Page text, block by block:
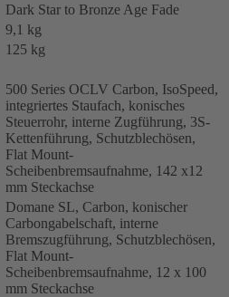
Dark Star to Bronze Age Fade
9,1 kg
125 kg
500 Series OCLV Carbon, IsoSpeed,
integriertes Staufach, konisches
Steuerrohr, interne Zugführung, 3S-
Kettenführung, Schutzblechösen,
Flat Mount-
Scheibenbremsaufnahme, 142 x12
mm Steckachse
Domane SL, Carbon, konischer
Carbongabelschaft, interne
Bremszugführung, Schutzblechösen,
Flat Mount-
Scheibenbremsaufnahme, 12 x 100
mm Steckachse